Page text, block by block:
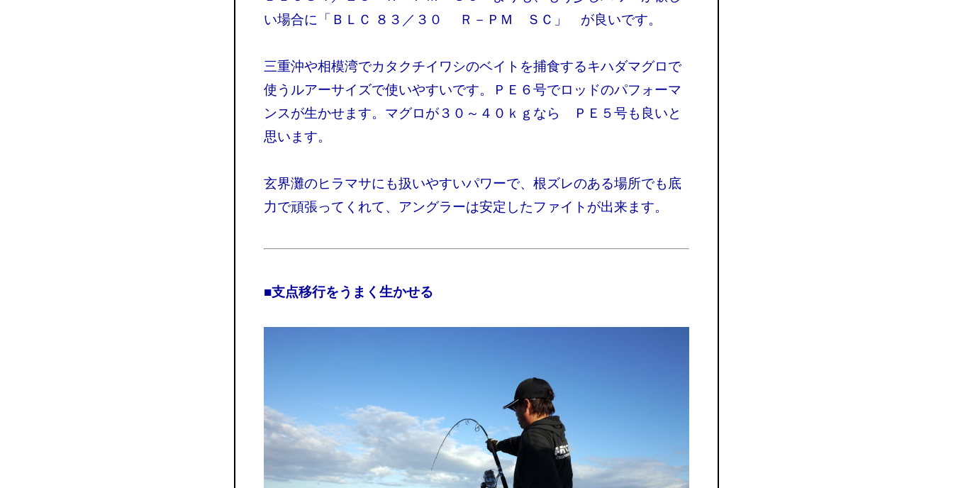
い場合に「ＢＬＣ ８３／３０ Ｒ－ＰＭ ＳＣ」 が良いです。
三重沖や相模湾でカタクチイワシのベイトを捕食するキハダマグロで
使うルアーサイズで使いやすいです。ＰＥ６号でロッドのパフォーマ
ンスが生かせます。マグロが３０～４０ｋｇなら ＰＥ５号も良いと
思います。
玄界灘のヒラマサにも扱いやすいパワーで、根ズレのある場所でも底
力で頑張ってくれて、アングラーは安定したファイトが出来ます。
■支点移行をうまく生かせる